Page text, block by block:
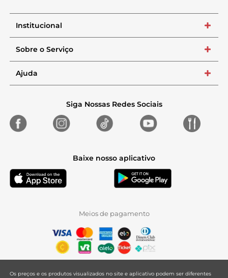
Institucional +
Sobre o Serviço +
Ajuda +
Siga Nossas Redes Sociais
Baixe nosso aplicativo
Meios de pagamento
Os preços e os produtos visualizados no site e aplicativo podem ser diferentes